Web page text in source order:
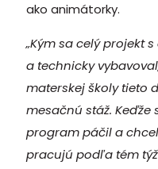
ako animátorky.
„Kým sa celý projekt
a technicky
materskej školy tieto
mesačnú stáž.
program páčil a
pracujú podľa tém